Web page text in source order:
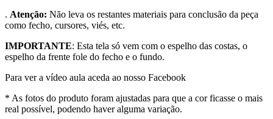
. Atenção: Não leva os restantes materiais para conclusão da peça
como fecho, cursores, viés, etc.
IMPORTANTE: Esta tela só vem com o espelho das costas, o
espelho da frente fole do fecho e o fundo.
Para ver a vídeo aula aceda ao nosso Facebook
* As fotos do produto foram ajustadas para que a cor ficasse o mais
real possível, podendo haver alguma variação.